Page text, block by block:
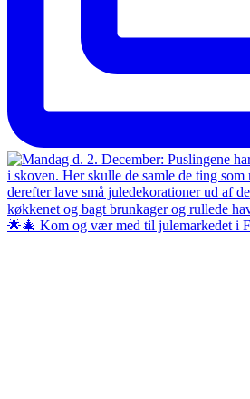
🌟🎄 Kom og vær med til julemarkedet i